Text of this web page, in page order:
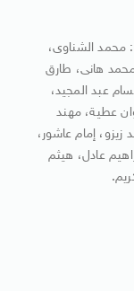
الشناوى،
هانى، طارق
عبد المجيد،
عطية، مهند
إمام عاشور،
عادل، هيثم